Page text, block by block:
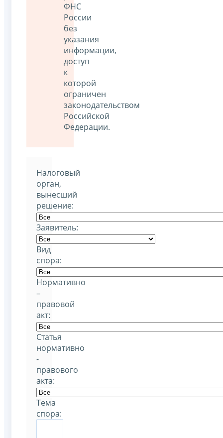
ФНС
России
без
указания
информации,
доступ
к
которой
ограничен
законодательством
Российской
Федерации.
Налоговый
орган,
вынесший
решение:
Заявитель:
Вид
спора:
Нормативно
–
правовой
акт:
Статья
нормативно
-
правового
акта:
Тема
спора: